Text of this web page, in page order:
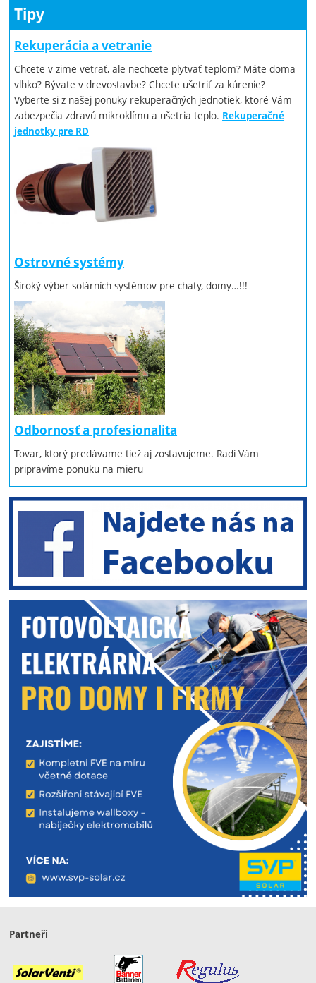
Tipy
Rekuperácia a vetranie
Chcete v zime vetrať, ale nechcete plytvať teplom? Máte doma
vlhko? Bývate v drevostavbe? Chcete ušetriť za kúrenie?
Vyberte si z našej ponuky rekuperačných jednotiek, ktoré Vám
zabezpečia zdravú mikroklímu a ušetria teplo. Rekuperačné
jednotky pre RD
Ostrovné systémy
Široký výber solárních systémov pre chaty, domy…!!!
Odbornosť a profesionalita
Tovar, ktorý predávame tiež aj zostavujeme. Radi Vám
pripravíme ponuku na mieru
Partneři